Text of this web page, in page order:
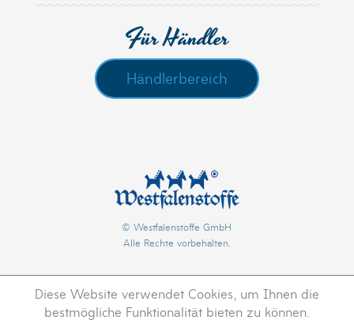
Für Händler
Händlerbereich
© Westfalenstoffe GmbH
Alle Rechte vorbehalten.
Diese Website verwendet Cookies, um Ihnen die
bestmögliche Funktionalität bieten zu können.